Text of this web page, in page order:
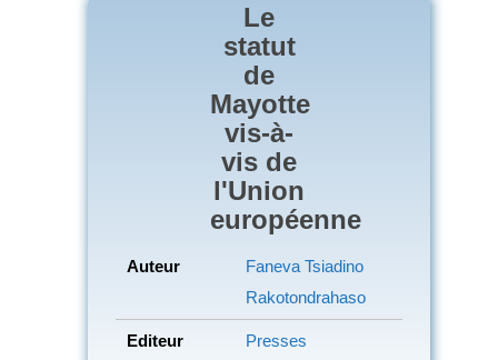
Le
statut
de
Mayotte
vis-à-
vis de
l'Union
européenne
Auteur
Faneva Tsiadino
Rakotondrahaso
Editeur
Presses